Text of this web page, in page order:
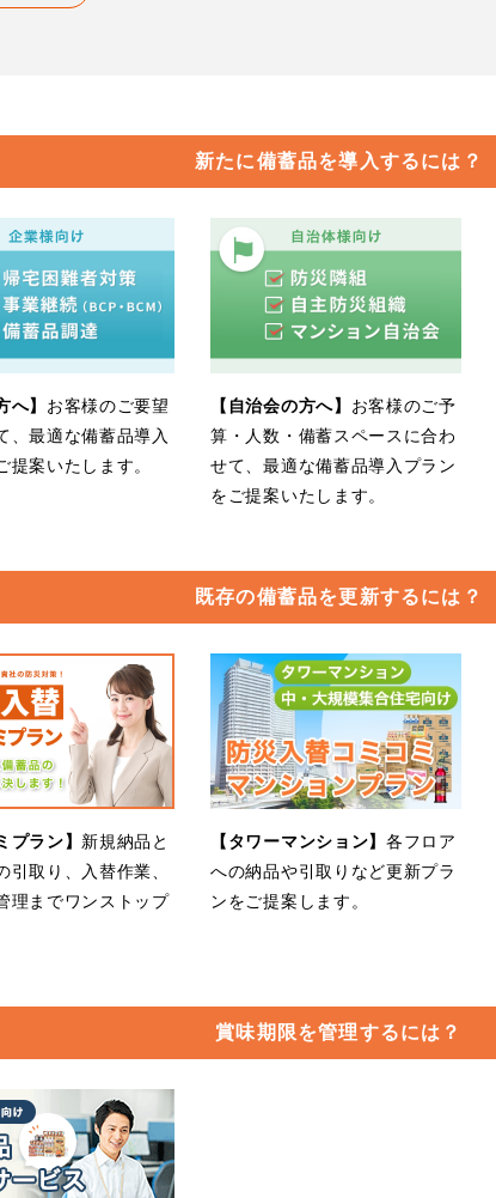
新たに備蓄品を導入するには？
へ】 お客様のご要望
、最適な備蓄品導入
提案いたします。
【自治会の方へ】 お客様のご予
算・人数・備蓄スペースに合わ
せて、最適な備蓄品導入プラン
をご提案いたします。
既存の備蓄品を更新するには？
プラン】 新規納品と
引取り、入替作業、
理までワンストップ
【タワーマンション】 各フロア
への納品や引取りなど更新プラ
ンをご提案します。
賞味期限を管理するには？